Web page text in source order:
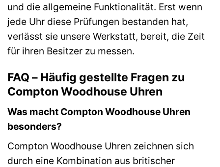
und die allgemeine Funktionalität. Erst wenn
jede Uhr diese Prüfungen bestanden hat,
verlässt sie unsere Werkstatt, bereit, die Zeit
für ihren Besitzer zu messen.
FAQ – Häufig gestellte Fragen zu
Compton Woodhouse Uhren
Was macht Compton Woodhouse Uhren
besonders?
Compton Woodhouse Uhren zeichnen sich
durch eine Kombination aus britischer